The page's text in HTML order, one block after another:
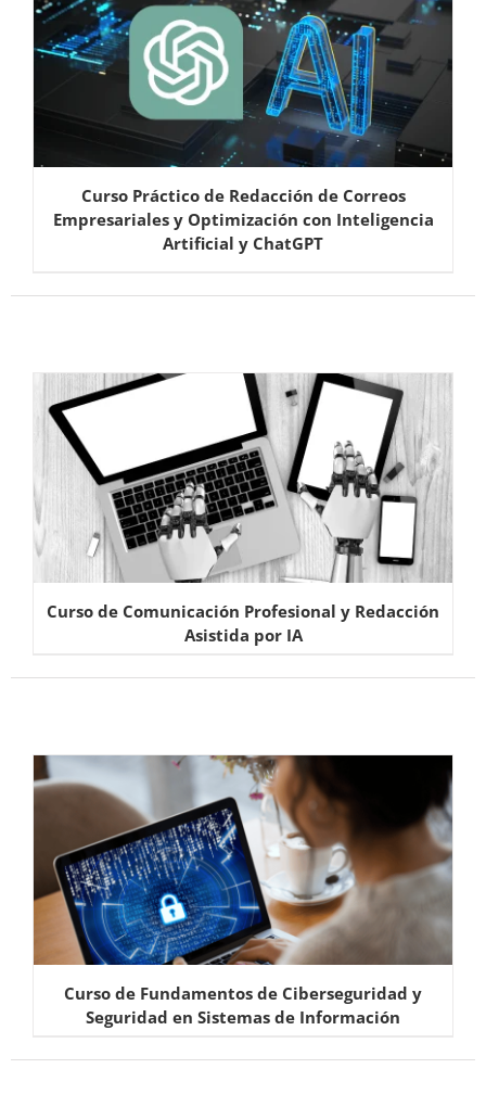
Curso Práctico de Redacción de Correos
Empresariales y Optimización con Inteligencia
Artificial y ChatGPT
Curso de Comunicación Profesional y Redacción
Asistida por IA
Curso de Fundamentos de Ciberseguridad y
Seguridad en Sistemas de Información